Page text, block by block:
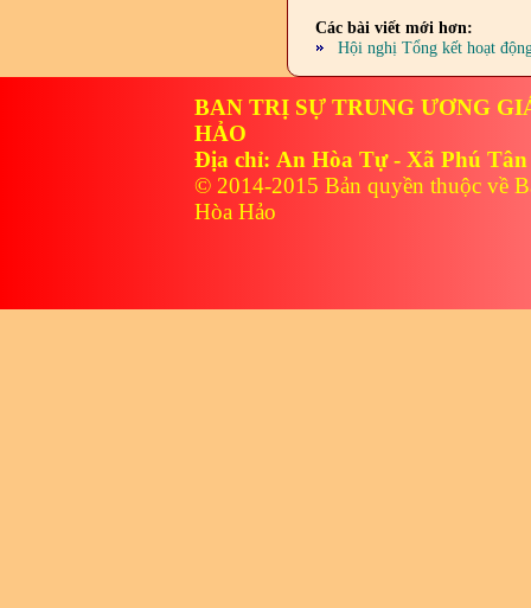
Các bài viết mới hơn:
Hội nghị Tổng kết hoạt
BAN TRỊ SỰ TRUNG ƯƠNG
HẢO
Địa chỉ: An Hòa Tự - Xã Phú
© 2014-2015 Bản quyền thuộc về
Hòa Hảo